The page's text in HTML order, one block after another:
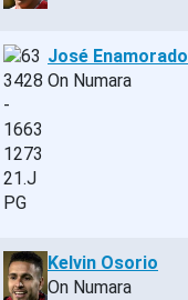
José Enamorado
On Numara
Kelvin Osorio
On Numara